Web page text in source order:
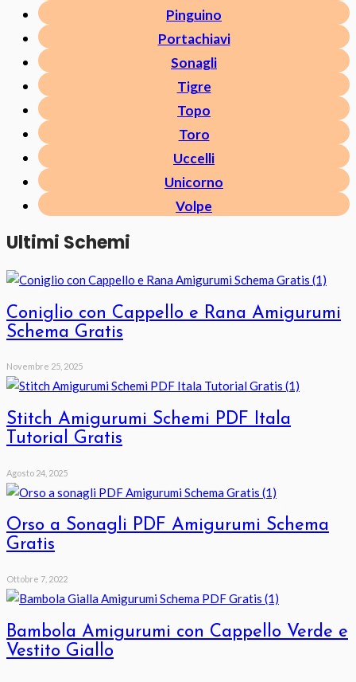
Pinguino
Portachiavi
Sonagli
Tigre
Topo
Toro
Uccelli
Unicorno
Volpe
Ultimi Schemi
Coniglio con Cappello e Rana Amigurumi
Schema Gratis
Novembre 25, 2025
Stitch Amigurumi Schemi PDF Itala
Tutorial Gratis
Agosto 24, 2025
Orso a Sonagli PDF Amigurumi Schema
Gratis
Ottobre 7, 2022
Bambola Amigurumi con Cappello Verde e
Vestito Giallo